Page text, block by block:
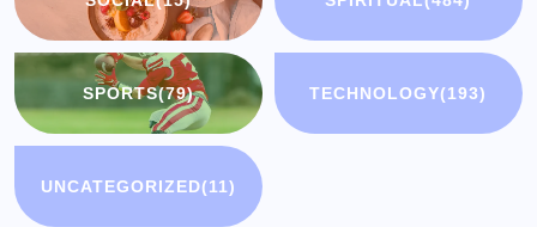
SPORTS(79) TECHNOLOGY(193)
UNCATEGORIZED(11)